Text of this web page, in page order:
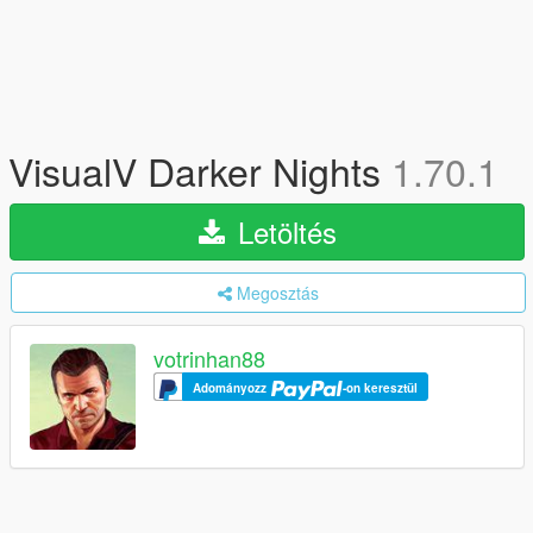
VisualV Darker Nights 1.70.1
Letöltés
Megosztás
votrinhan88
Adományozz -on keresztül